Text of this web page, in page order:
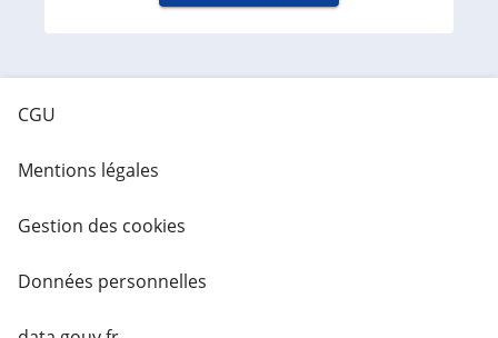
CGU
Mentions légales
Gestion des cookies
Données personnelles